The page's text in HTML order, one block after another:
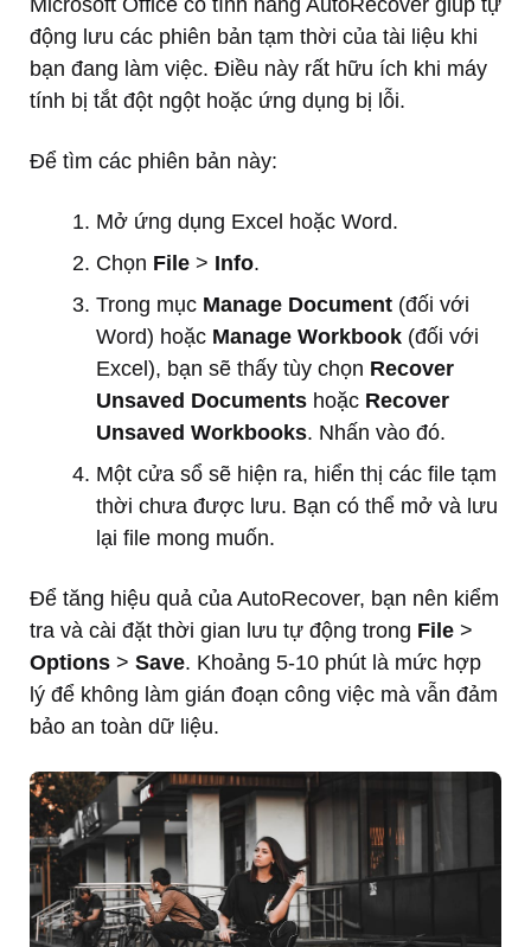
Microsoft Office có tính năng AutoRecover giúp tự
động lưu các phiên bản tạm thời của tài liệu khi
bạn đang làm việc. Điều này rất hữu ích khi máy
tính bị tắt đột ngột hoặc ứng dụng bị lỗi.
Để tìm các phiên bản này:
Mở ứng dụng Excel hoặc Word.
Chọn File > Info.
Trong mục Manage Document (đối với
Word) hoặc Manage Workbook (đối với
Excel), bạn sẽ thấy tùy chọn Recover
Unsaved Documents hoặc Recover
Unsaved Workbooks. Nhấn vào đó.
Một cửa sổ sẽ hiện ra, hiển thị các file tạm
thời chưa được lưu. Bạn có thể mở và lưu
lại file mong muốn.
Để tăng hiệu quả của AutoRecover, bạn nên kiểm
tra và cài đặt thời gian lưu tự động trong File >
Options > Save. Khoảng 5-10 phút là mức hợp
lý để không làm gián đoạn công việc mà vẫn đảm
bảo an toàn dữ liệu.